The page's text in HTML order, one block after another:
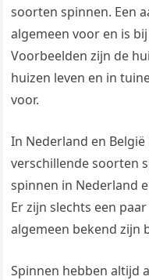
soorten spinnen. Een
algemeen voor en is
Voorbeelden zijn de
huizen leven en in
voor.
In Nederland en
verschillende soorten
spinnen in Nederland
Er zijn slechts een
algemeen bekend zijn
Spinnen hebben altijd